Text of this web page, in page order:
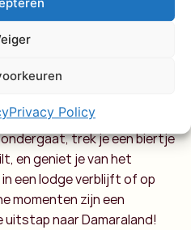
Privacy Policy
af met de
dan een sundowner in
trek je een biertje
en geniet je van het
een lodge verblijft of op
momenten zijn een
uitstap naar Damaraland!